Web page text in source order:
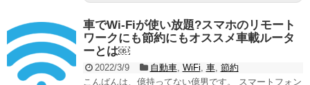
車でWi-Fiが使い放題?スマホのリモート
ワークにも節約にもオススメ車載ルータ
ーとは￼
2022/3/9 自動車, WiFi, 車, 節約
こんばんは、億持ってない億男です。 スマートフォン